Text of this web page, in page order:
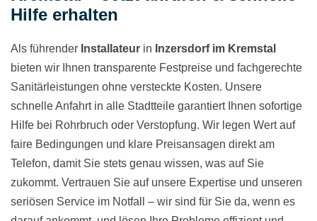
Hilfe erhalten
Als führender Installateur in Inzersdorf im Kremstal
bieten wir Ihnen transparente Festpreise und fachgerechte
Sanitärleistungen ohne versteckte Kosten. Unsere
schnelle Anfahrt in alle Stadtteile garantiert Ihnen sofortige
Hilfe bei Rohrbruch oder Verstopfung. Wir legen Wert auf
faire Bedingungen und klare Preisansagen direkt am
Telefon, damit Sie stets genau wissen, was auf Sie
zukommt. Vertrauen Sie auf unsere Expertise und unseren
seriösen Service im Notfall – wir sind für Sie da, wenn es